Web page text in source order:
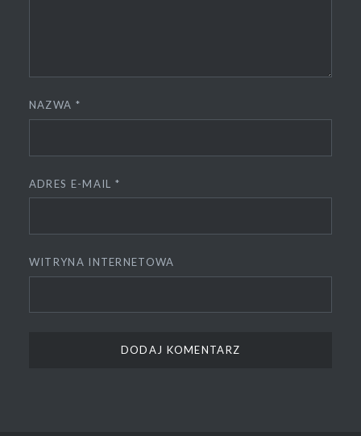
NAZWA *
ADRES E-MAIL *
WITRYNA INTERNETOWA